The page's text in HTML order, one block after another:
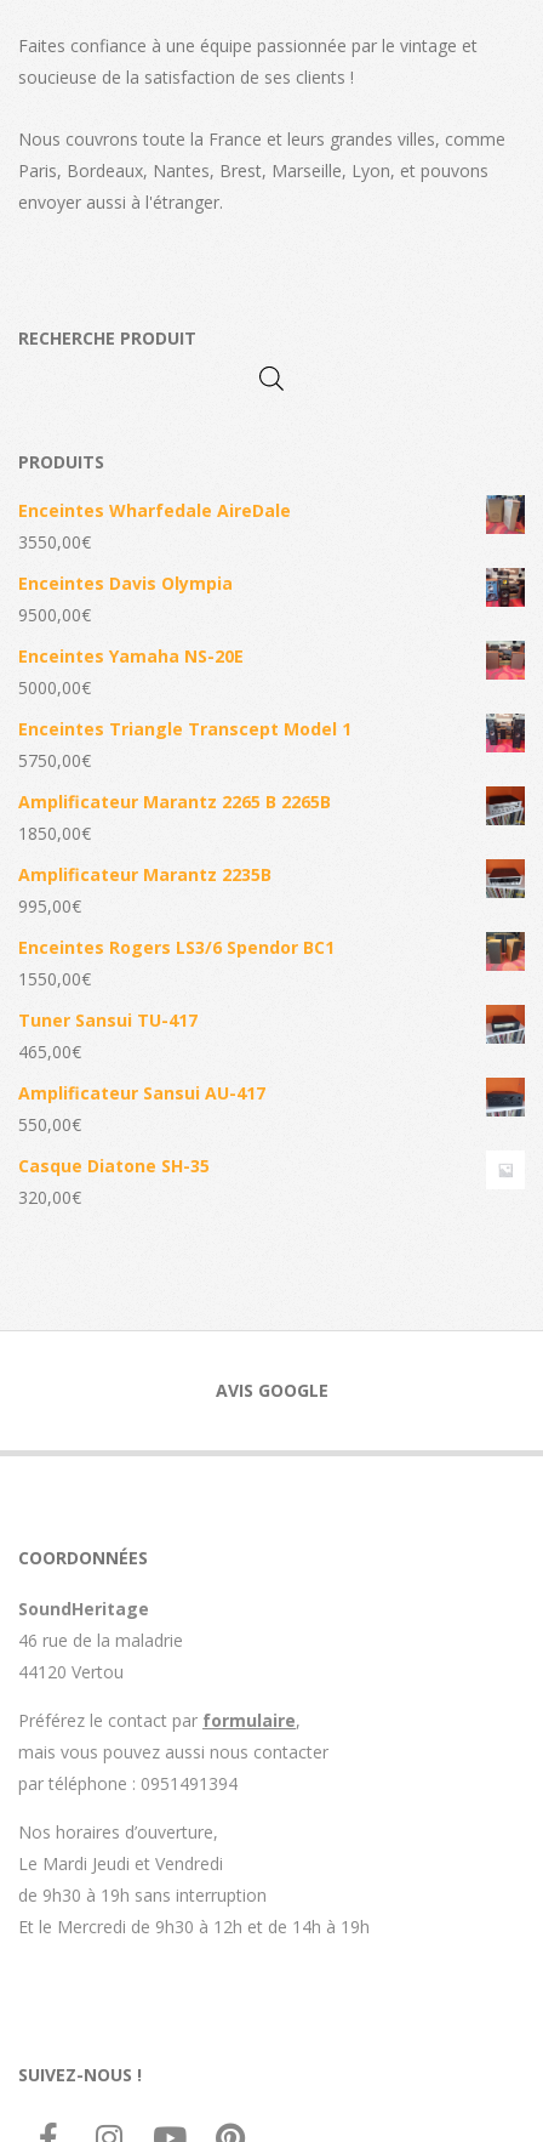
Faites confiance à une équipe passionnée par le vintage et
soucieuse de la satisfaction de ses clients !
Nous couvrons toute la France et leurs grandes villes, comme
Paris, Bordeaux, Nantes, Brest, Marseille, Lyon, et pouvons
envoyer aussi à l'étranger.
RECHERCHE PRODUIT
PRODUITS
Enceintes Wharfedale AireDale
3550,00€
Enceintes Davis Olympia
9500,00€
Enceintes Yamaha NS-20E
5000,00€
Enceintes Triangle Transcept Model 1
5750,00€
Amplificateur Marantz 2265 B 2265B
1850,00€
Amplificateur Marantz 2235B
995,00€
Enceintes Rogers LS3/6 Spendor BC1
1550,00€
Tuner Sansui TU-417
465,00€
Amplificateur Sansui AU-417
550,00€
Casque Diatone SH-35
320,00€
AVIS GOOGLE
COORDONNÉES
SoundHeritage
46 rue de la maladrie
44120 Vertou
Préférez le contact par formulaire,
mais vous pouvez aussi nous contacter
par téléphone : 0951491394
Nos horaires d’ouverture,
Le Mardi Jeudi et Vendredi
de 9h30 à 19h sans interruption
Et le Mercredi de 9h30 à 12h et de 14h à 19h
SUIVEZ-NOUS !